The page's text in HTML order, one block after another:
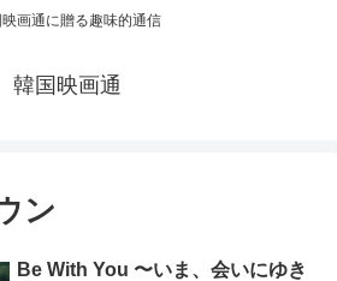
画通に贈る趣味的通信
韓国映画通
ン
Be With You 〜いま、会いにゆき